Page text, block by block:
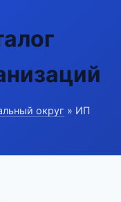
округ » ИП